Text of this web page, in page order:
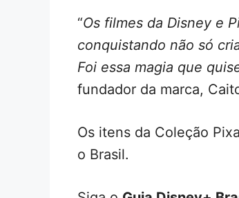
“Os filmes da Disney e
conquistando não só
Foi essa magia que
fundador da marca,
Os itens da Coleção
o Brasil.